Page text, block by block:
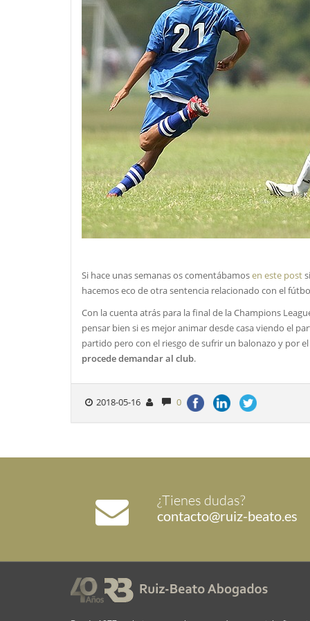
Si hace unas semanas os comentábamosen este post
hacemos eco de otra sentencia relacionado con el
Con la cuenta atrás para la final de la Champions
pensar bien si es mejor animar desde casa viendo el
partido pero con el riesgo de sufrir un balonazo y por
procede demandar al club.
2018-05-16 0
¿Tienes dudas?
contacto@ruiz-beato.es